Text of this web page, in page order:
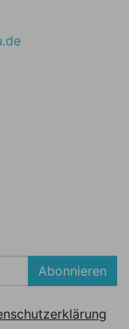
Abonnieren